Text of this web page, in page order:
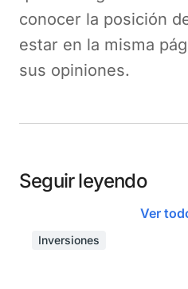
conocer la posición
estar en la misma
sus opiniones.
Seguir leyendo
Ver
Inversiones